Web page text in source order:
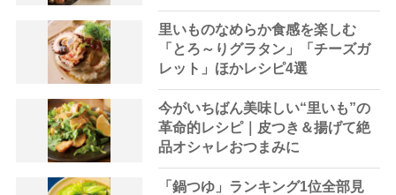
里いものなめらか食感を楽しむ
「とろ～りグラタン」「チーズガ
レット」ほかレシピ4選
今がいちばん美味しい“里いも”の
革命的レシピ｜皮つき＆揚げて絶
品オシャレおつまみに
「鍋つゆ」ランキング1位全部見